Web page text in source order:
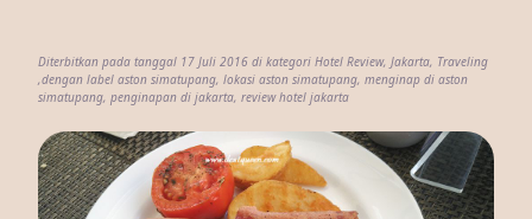
Diterbitkan pada tanggal 17 Juli 2016 di kategori Hotel Review, Jakarta, Traveling
,dengan label aston simatupang, lokasi aston simatupang, menginap di aston
simatupang, penginapan di jakarta, review hotel jakarta